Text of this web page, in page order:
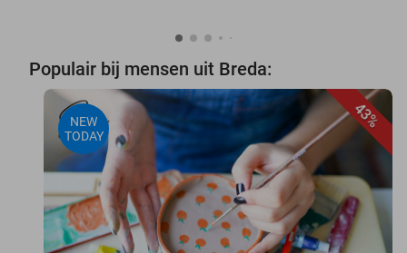
Populair bij mensen uit Breda:
43%
NEW
TODAY